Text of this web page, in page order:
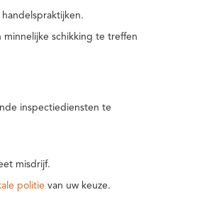
schikking te treffen
inspectiediensten te
misdrijf.
politie van uw keuze.